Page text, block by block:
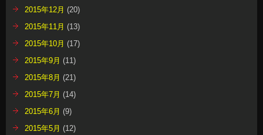
2015年12月 (20)
2015年11月 (13)
2015年10月 (17)
2015年9月 (11)
2015年8月 (21)
2015年7月 (14)
2015年6月 (9)
2015年5月 (12)